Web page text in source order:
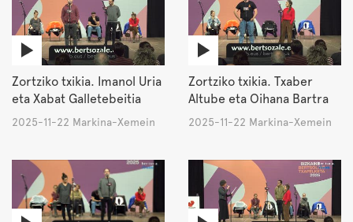
Zortziko txikia. Imanol Uria
eta Xabat Galletebeitia
2025-11-22 Markina-Xemein
Zortziko txikia. Txaber
Altube eta Oihana Bartra
2025-11-22 Markina-Xemein